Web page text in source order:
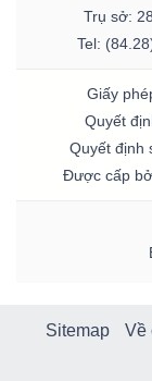
Trụ sở:
Tel:
Giấy
Quyết
Quyết định
Được cấp
Sitemap Về